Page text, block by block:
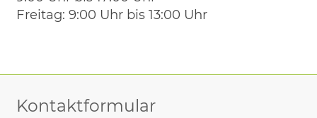
Freitag: 9:00 Uhr bis 13:00 Uhr
Kontaktformular